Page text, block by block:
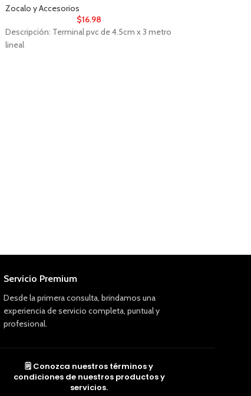
Zocalo y Accesorios
$16.98
Descripción: Terminal pvc de 4.5cm x 3 metro
lineal
Servicio Premium
Desde la primera consulta, brindamos una
experiencia de servicio completa, puntual y
profesional.
🗒️ Conozca nuestros términos y
condiciones de nuestros productos y
servicios.